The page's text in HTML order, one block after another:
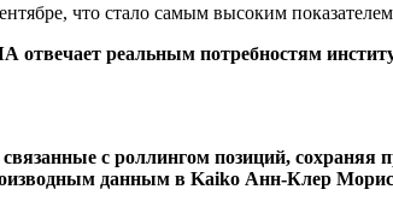
что стало самым высоким
реальным потребностям
с роллингом позиций, сохраняя
данным в Kaiko Анн-Клер